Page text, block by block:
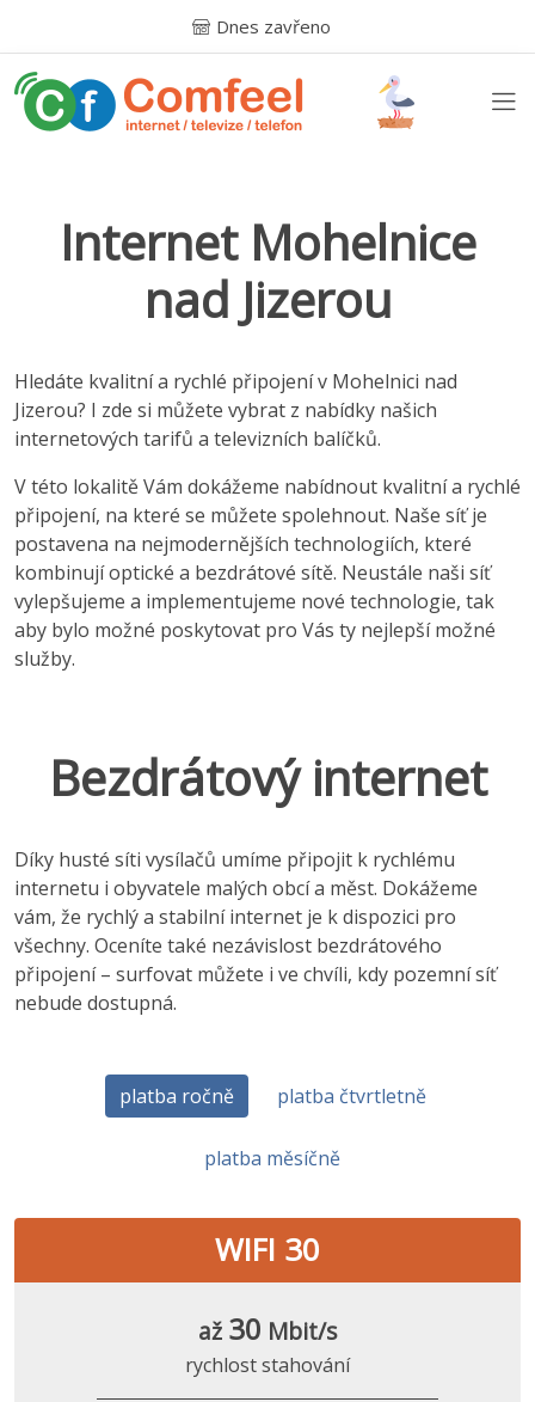
Dnes zavřeno
Internet Mohelnice
nad Jizerou
Hledáte kvalitní a rychlé připojení v Mohelnici nad
Jizerou? I zde si můžete vybrat z nabídky našich
internetových tarifů a televizních balíčků.
V této lokalitě Vám dokážeme nabídnout kvalitní a rychlé
připojení, na které se můžete spolehnout. Naše síť je
postavena na nejmodernějších technologiích, které
kombinují optické a bezdrátové sítě. Neustále naši síť
vylepšujeme a implementujeme nové technologie, tak
aby bylo možné poskytovat pro Vás ty nejlepší možné
služby.
Bezdrátový internet
Díky husté síti vysílačů umíme připojit k rychlému
internetu i obyvatele malých obcí a měst. Dokážeme
vám, že rychlý a stabilní internet je k dispozici pro
všechny. Oceníte také nezávislost bezdrátového
připojení – surfovat můžete i ve chvíli, kdy pozemní síť
nebude dostupná.
platba ročně platba čtvrtletně
platba měsíčně
WIFI 30
až 30 Mbit/s
rychlost stahování